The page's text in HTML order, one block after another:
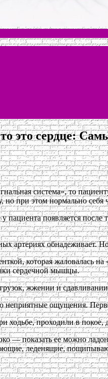
это сердце:
система», то
при этом нормально себя
пациента появляется
артериях обнадеживает.
которая жаловалась
сердечной мышцы.
жжении и
неприятные ощущения.
ходьбе, проходили в
— показать ее можно
леденящие,